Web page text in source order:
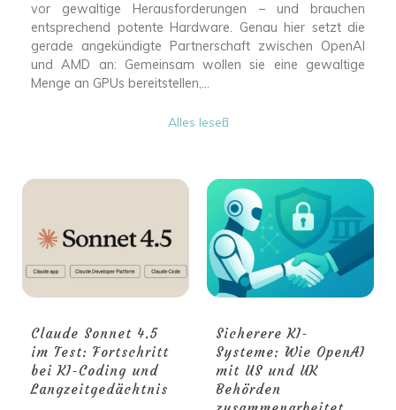
vor gewaltige Herausforderungen – und brauchen
entsprechend potente Hardware. Genau hier setzt die
gerade angekündigte Partnerschaft zwischen OpenAI
und AMD an: Gemeinsam wollen sie eine gewaltige
Menge an GPUs bereitstellen,...
Alles lesen
Claude Sonnet 4.5
im Test: Fortschritt
bei KI-Coding und
Langzeitgedächtnis
Sicherere KI-
Systeme: Wie OpenAI
mit US und UK
Behörden